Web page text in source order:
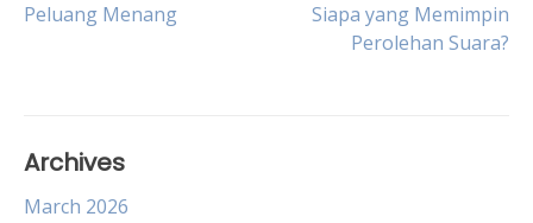
navigation
Peluang Menang
Siapa yang Memimpin
Perolehan Suara?
Archives
March 2026